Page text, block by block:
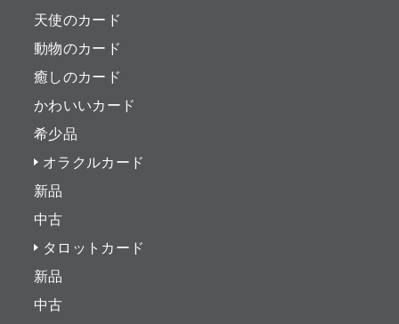
天使のカード
動物のカード
癒しのカード
かわいいカード
希少品
オラクルカード
新品
中古
タロットカード
新品
中古